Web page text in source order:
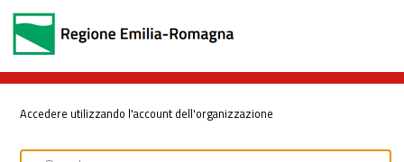
Accedere utilizzando l'account dell'organizzazione